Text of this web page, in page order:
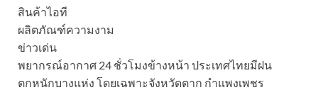
สินค้าไอที
ผลิตภัณฑ์ความงาม
ข่าวเด่น
พยากรณ์อากาศ 24 ชั่วโมงข้างหน้า ประเทศไทยมีฝน
ตกหนักบางแห่ง โดยเฉพาะจังหวัดตาก กำแพงเพชร